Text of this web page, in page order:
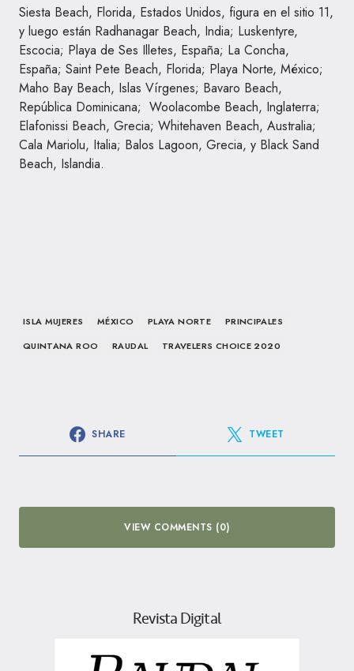
Siesta Beach, Florida, Estados Unidos, figura en el sitio 11,
y luego están Radhanagar Beach, India; Luskentyre,
Escocia; Playa de Ses Illetes, España; La Concha,
España; Saint Pete Beach, Florida; Playa Norte, México;
Maho Bay Beach, Islas Vírgenes; Bavaro Beach,
República Dominicana; Woolacombe Beach, Inglaterra;
Elafonissi Beach, Grecia; Whitehaven Beach, Australia;
Cala Mariolu, Italia; Balos Lagoon, Grecia, y Black Sand
Beach, Islandia.
ISLA MUJERES MÉXICO PLAYA NORTE
PRINCIPALES
QUINTANA ROO
RAUDAL TRAVELERS CHOICE 2020
SHARE TWEET
VIEW COMMENTS (0)
Revista Digital